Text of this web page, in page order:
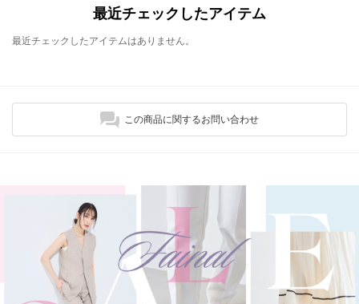
最近チェックしたアイテム
最近チェックしたアイテムはありません。
この商品に関するお問い合わせ